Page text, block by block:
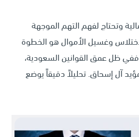
وتحتاج لفهم التهم الموجهة
وغسيل الأموال هو الخطوة
ففي ظل عمق القوانين السعودية،
آل إسحاق. تحليلاً دقيقاً يوضع